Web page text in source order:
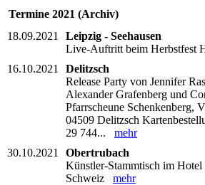
Termine 2021 (Archiv)
18.09.2021
Leipzig - Seehausen
Live-Auftritt beim Herbstfest
16.10.2021
Delitzsch
Release Party von Jennifer
Alexander Grafenberg und
Pfarrscheune Schenkenberg,
04509 Delitzsch
29 744... mehr
30.10.2021
Obertrubach
Künstler-Stammtisch im Hotel
Schweiz mehr